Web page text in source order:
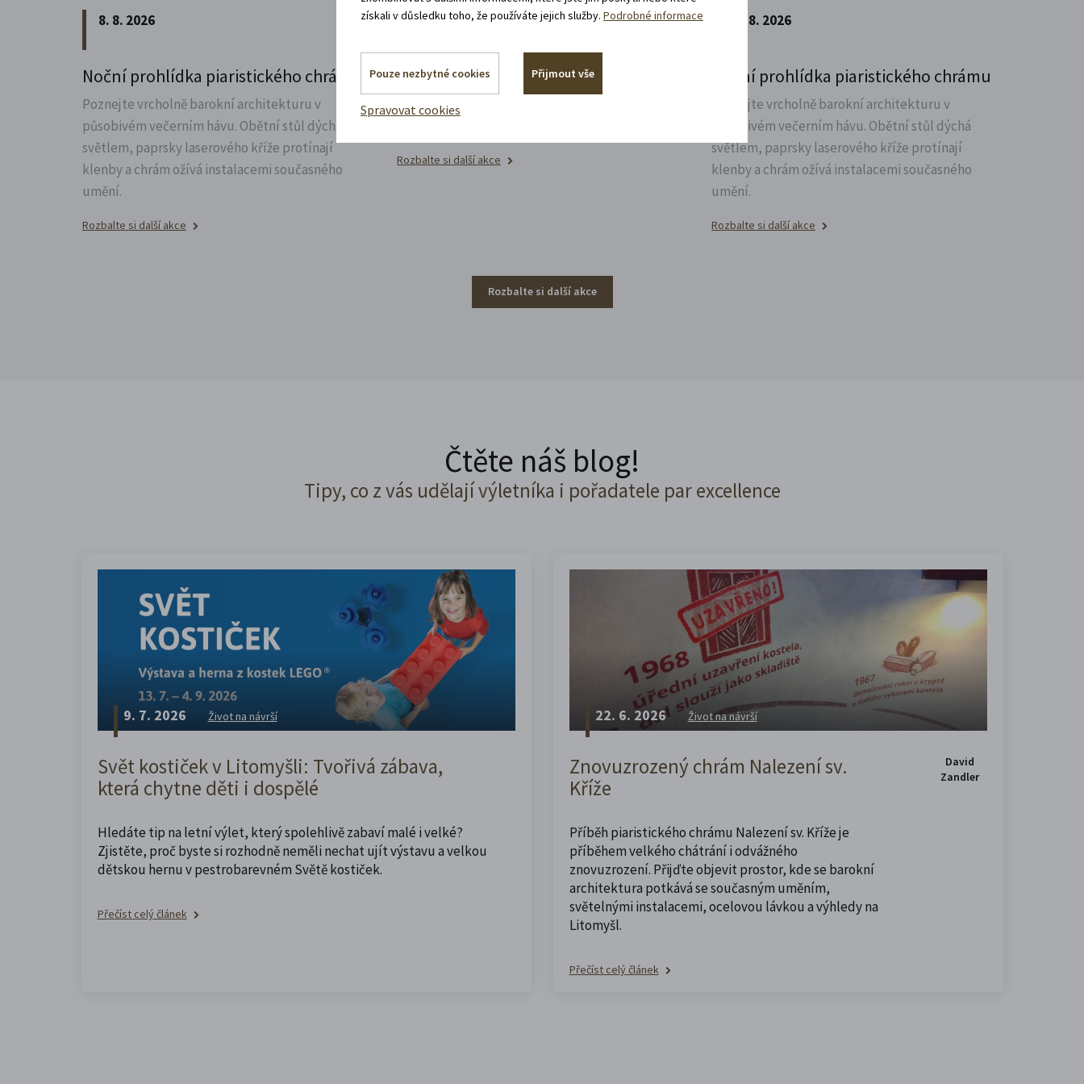
8. 8. 2026
Noční prohlídka piaristického chrámu
Poznejte vrcholně barokní architekturu v
působivém večerním hávu. Obětní stůl dýchá
světlem, paprsky laserového kříže protínají
klenby a chrám ožívá instalacemi současného
umění.
Rozbalte si další akce
11. 8. 2026
Bílá paní na vdávání
Zábavné představení plné hereckých hvězd na
Rozbalte si další akce
14. 8. 2026
Noční prohlídka piaristického chrámu
Poznejte vrcholně barokní architekturu v
působivém večerním hávu. Obětní stůl dýchá
světlem, paprsky laserového kříže protínají
klenby a chrám ožívá instalacemi současného
umění.
Rozbalte si další akce
Rozbalte si další akce
Čtěte náš blog!
Tipy, co z vás udělají výletníka i pořadatele par excellence
9. 7. 2026 Život na návrší
Svět kostiček v Litomyšli: Tvořivá zábava,
která chytne děti i dospělé
Hledáte tip na letní výlet, který spolehlivě zabaví malé i velké?
Zjistěte, proč byste si rozhodně neměli nechat ujít výstavu a velkou
dětskou hernu v pestrobarevném Světě kostiček.
Přečíst celý článek
22. 6. 2026 Život na návrší
Znovuzrozený chrám Nalezení sv.
Kříže
Příběh piaristického chrámu Nalezení sv. Kříže je
příběhem velkého chátrání i odvážného
znovuzrození. Přijďte objevit prostor, kde se barokní
architektura potkává se současným uměním,
světelnými instalacemi, ocelovou lávkou a výhledy na
Litomyšl.
Přečíst celý článek
David
Zandler
získali v důsledku toho, že používáte jejich služby.Podrobné informace
Pouze nezbytné cookies Přijmout vše
Spravovat cookies